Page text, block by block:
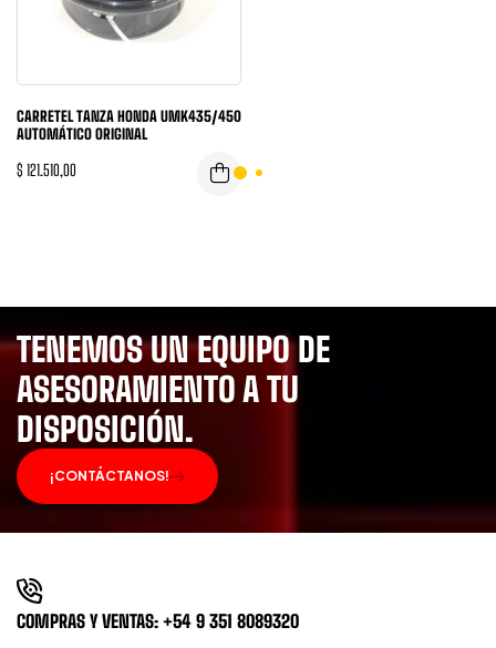
CARRETEL TANZA HONDA UMK435/450
AUTOMÁTICO ORIGINAL
$ 121.510,00
TENEMOS UN EQUIPO DE
ASESORAMIENTO A TU
DISPOSICIÓN.
¡CONTÁCTANOS!
COMPRAS Y VENTAS: +54 9 351 8089320